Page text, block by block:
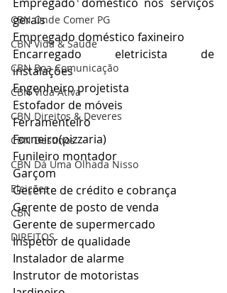
CBN Onde Comer PG
CBN Vida & Saúde
CBN Boa Comunicação
CBN Vida Ativa
CBN Direitos & Deveres
CBN Destinos
CBN Dá Uma Olhada Nisso
Eleições
CBN
DIREITOS
gerais
Empregado doméstico faxineiro
Encarregado eletricista de
instalações
Engenheiro projetista
Estofador de móveis
Ferramenteiro
Forneiro(pizzaria)
Funileiro montador
Garçom
Gerente de crédito e cobrança
Gerente de posto de venda
Gerente de supermercado
Inspetor de qualidade
Instalador de alarme
Instrutor de motoristas